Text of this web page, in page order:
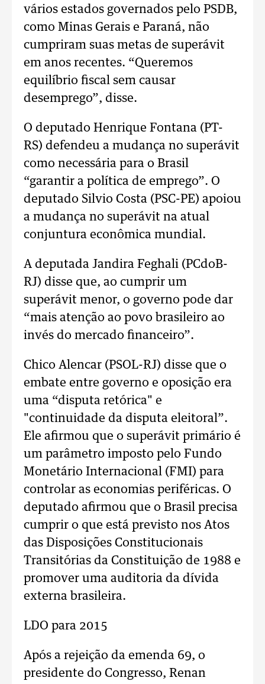
vários estados governados pelo PSDB,
como Minas Gerais e Paraná, não
cumpriram suas metas de superávit
em anos recentes. “Queremos
equilíbrio fiscal sem causar
desemprego”, disse.
O deputado Henrique Fontana (PT-
RS) defendeu a mudança no superávit
como necessária para o Brasil
“garantir a política de emprego”. O
deputado Silvio Costa (PSC-PE) apoiou
a mudança no superávit na atual
conjuntura econômica mundial.
A deputada Jandira Feghali (PCdoB-
RJ) disse que, ao cumprir um
superávit menor, o governo pode dar
“mais atenção ao povo brasileiro ao
invés do mercado financeiro”.
Chico Alencar (PSOL-RJ) disse que o
embate entre governo e oposição era
uma “disputa retórica" e
"continuidade da disputa eleitoral”.
Ele afirmou que o superávit primário é
um parâmetro imposto pelo Fundo
Monetário Internacional (FMI) para
controlar as economias periféricas. O
deputado afirmou que o Brasil precisa
cumprir o que está previsto nos Atos
das Disposições Constitucionais
Transitórias da Constituição de 1988 e
promover uma auditoria da dívida
externa brasileira.
LDO para 2015
Após a rejeição da emenda 69, o
presidente do Congresso, Renan